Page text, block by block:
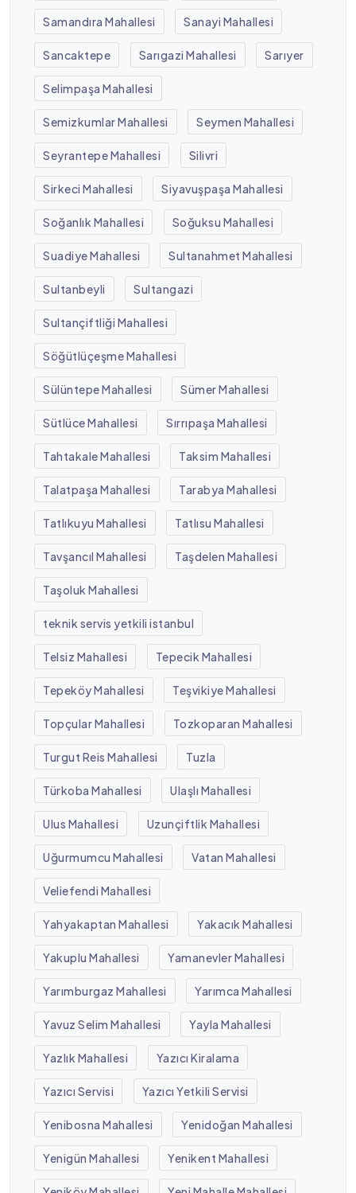
Samandıra Mahallesi Sanayi Mahallesi
Sancaktepe Sarıgazi Mahallesi Sarıyer
Selimpaşa Mahallesi
Semizkumlar Mahallesi Seymen Mahallesi
Seyrantepe Mahallesi Silivri
Sirkeci Mahallesi Siyavuşpaşa Mahallesi
Soğanlık Mahallesi Soğuksu Mahallesi
Suadiye Mahallesi Sultanahmet Mahallesi
Sultanbeyli Sultangazi
Sultançiftliği Mahallesi
Söğütlüçeşme Mahallesi
Sülüntepe Mahallesi Sümer Mahallesi
Sütlüce Mahallesi Sırrıpaşa Mahallesi
Tahtakale Mahallesi Taksim Mahallesi
Talatpaşa Mahallesi Tarabya Mahallesi
Tatlıkuyu Mahallesi Tatlısu Mahallesi
Tavşancıl Mahallesi Taşdelen Mahallesi
Taşoluk Mahallesi
teknik servis yetkili istanbul
Telsiz Mahallesi Tepecik Mahallesi
Tepeköy Mahallesi Teşvikiye Mahallesi
Topçular Mahallesi Tozkoparan Mahallesi
Turgut Reis Mahallesi Tuzla
Türkoba Mahallesi Ulaşlı Mahallesi
Ulus Mahallesi Uzunçiftlik Mahallesi
Uğurmumcu Mahallesi Vatan Mahallesi
Veliefendi Mahallesi
Yahyakaptan Mahallesi Yakacık Mahallesi
Yakuplu Mahallesi Yamanevler Mahallesi
Yarımburgaz Mahallesi Yarımca Mahallesi
Yavuz Selim Mahallesi Yayla Mahallesi
Yazlık Mahallesi Yazıcı Kiralama
Yazıcı Servisi Yazıcı Yetkili Servisi
Yenibosna Mahallesi Yenidoğan Mahallesi
Yenigün Mahallesi Yenikent Mahallesi